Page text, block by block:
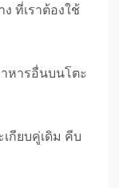
ที่เราต้องใช้
หารอื่นบนโตะ
กียบคู่เดิม คีบ